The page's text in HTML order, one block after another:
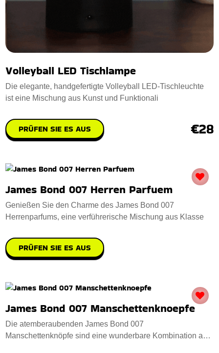
Volleyball LED Tischlampe
Die elegante, handgefertigte Volleyball LED-Tischleuchte
ist eine Mischung aus Kunst und Funktionali
PRÜFEN SIE ES AUS €28
James Bond 007 Herren Parfuem
Genießen Sie den Charme des James Bond 007
Herrenparfums, eine verführerische Mischung aus Klasse
PRÜFEN SIE ES AUS
James Bond 007 Manschettenknoepfe
Die atemberaubenden James Bond 007
Manschettenknöpfe sind eine wunderbare Kombination aus